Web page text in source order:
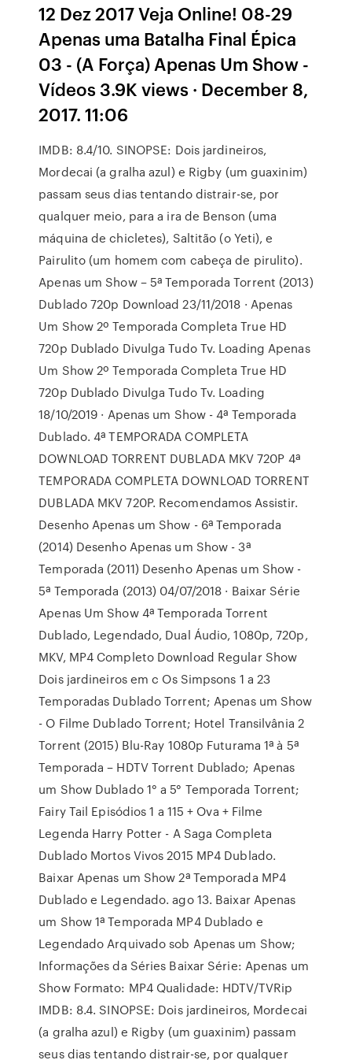
12 Dez 2017 Veja Online! 08-29
Apenas uma Batalha Final Épica
03 - (A Força) Apenas Um Show -
Vídeos 3.9K views · December 8,
2017. 11:06
IMDB: 8.4/10. SINOPSE: Dois jardineiros,
Mordecai (a gralha azul) e Rigby (um guaxinim)
passam seus dias tentando distrair-se, por
qualquer meio, para a ira de Benson (uma
máquina de chicletes), Saltitão (o Yeti), e
Pairulito (um homem com cabeça de pirulito).
Apenas um Show – 5ª Temporada Torrent (2013)
Dublado 720p Download 23/11/2018 · Apenas
Um Show 2º Temporada Completa True HD
720p Dublado Divulga Tudo Tv. Loading Apenas
Um Show 2º Temporada Completa True HD
720p Dublado Divulga Tudo Tv. Loading
18/10/2019 · Apenas um Show - 4ª Temporada
Dublado. 4ª TEMPORADA COMPLETA
DOWNLOAD TORRENT DUBLADA MKV 720P 4ª
TEMPORADA COMPLETA DOWNLOAD TORRENT
DUBLADA MKV 720P. Recomendamos Assistir.
Desenho Apenas um Show - 6ª Temporada
(2014) Desenho Apenas um Show - 3ª
Temporada (2011) Desenho Apenas um Show -
5ª Temporada (2013) 04/07/2018 · Baixar Série
Apenas Um Show 4ª Temporada Torrent
Dublado, Legendado, Dual Áudio, 1080p, 720p,
MKV, MP4 Completo Download Regular Show
Dois jardineiros em c Os Simpsons 1 a 23
Temporadas Dublado Torrent; Apenas um Show
- O Filme Dublado Torrent; Hotel Transilvânia 2
Torrent (2015) Blu-Ray 1080p Futurama 1ª à 5ª
Temporada – HDTV Torrent Dublado; Apenas
um Show Dublado 1° a 5° Temporada Torrent;
Fairy Tail Episódios 1 a 115 + Ova + Filme
Legenda Harry Potter - A Saga Completa
Dublado Mortos Vivos 2015 MP4 Dublado.
Baixar Apenas um Show 2ª Temporada MP4
Dublado e Legendado. ago 13. Baixar Apenas
um Show 1ª Temporada MP4 Dublado e
Legendado Arquivado sob Apenas um Show;
Informações da Séries Baixar Série: Apenas um
Show Formato: MP4 Qualidade: HDTV/TVRip
IMDB: 8.4. SINOPSE: Dois jardineiros, Mordecai
(a gralha azul) e Rigby (um guaxinim) passam
seus dias tentando distrair-se, por qualquer